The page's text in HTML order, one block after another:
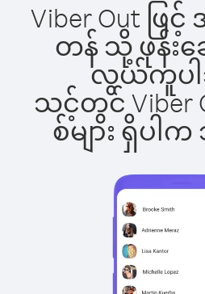
Viber Out ဖြင့်
တန် သို့ ဖုန်းခ
လွယ်ကူပ
သင့်တွင် Viber
စ်များ ရှိပ